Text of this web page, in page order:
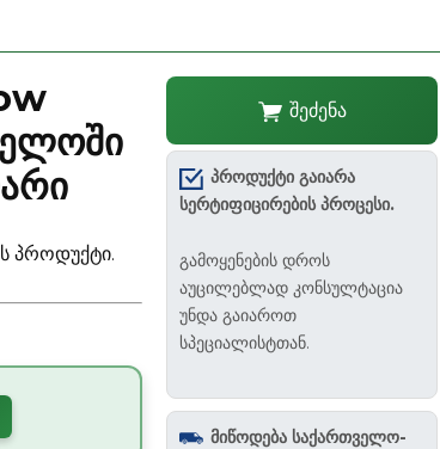
პროდუქტი.
შეძენა
პროდუქტი გაიარა
სერტიფიცირების პროცესი.
გამოყენების დროს
აუცილებლად კონსულტაცია
უნდა გაიაროთ
სპეციალისტთან.
მიწოდება საქართველო-